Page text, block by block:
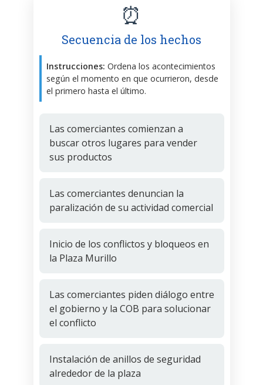
⏰
Secuencia de los hechos
Instrucciones: Ordena los acontecimientos
según el momento en que ocurrieron, desde
el primero hasta el último.
Las comerciantes comienzan a
buscar otros lugares para vender
sus productos
Las comerciantes denuncian la
paralización de su actividad comercial
Inicio de los conflictos y bloqueos en
la Plaza Murillo
Las comerciantes piden diálogo entre
el gobierno y la COB para solucionar
el conflicto
Instalación de anillos de seguridad
alrededor de la plaza